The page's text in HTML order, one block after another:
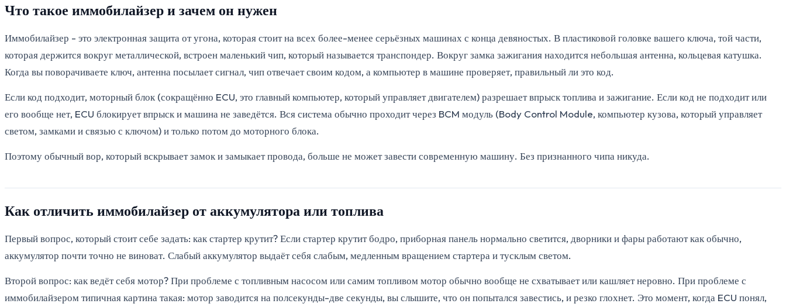
Что такое иммобилайзер и зачем он нужен
Иммобилайзер - это электронная защита от угона, которая стоит на всех более-менее серьёзных машинах с конца девяностых. В пластиковой головке вашего ключа, той части,
которая держится вокруг металлической, встроен маленький чип, который называется транспондер. Вокруг замка зажигания находится небольшая антенна, кольцевая катушка.
Когда вы поворачиваете ключ, антенна посылает сигнал, чип отвечает своим кодом, а компьютер в машине проверяет, правильный ли это код.
Если код подходит, моторный блок (сокращённо ECU, это главный компьютер, который управляет двигателем) разрешает впрыск топлива и зажигание. Если код не подходит или
его вообще нет, ECU блокирует впрыск и машина не заведётся. Вся система обычно проходит через BCM модуль (Body Control Module, компьютер кузова, который управляет
светом, замками и связью с ключом) и только потом до моторного блока.
Поэтому обычный вор, который вскрывает замок и замыкает провода, больше не может завести современную машину. Без признанного чипа никуда.
Как отличить иммобилайзер от аккумулятора или топлива
Первый вопрос, который стоит себе задать: как стартер крутит? Если стартер крутит бодро, приборная панель нормально светится, дворники и фары работают как обычно,
аккумулятор почти точно не виноват. Слабый аккумулятор выдаёт себя слабым, медленным вращением стартера и тусклым светом.
Второй вопрос: как ведёт себя мотор? При проблеме с топливным насосом или самим топливом мотор обычно вообще не схватывает или кашляет неровно. При проблеме с
иммобилайзером типичная картина такая: мотор заводится на полсекунды-две секунды, вы слышите, что он попытался завестись, и резко глохнет. Это момент, когда ECU понял,